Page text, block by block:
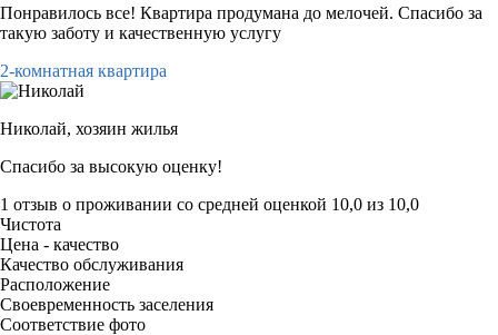
Понравилось все! Квартира продумана до мелочей. Спасибо за
такую заботу и качественную услугу
2-комнатная квартира
Николай, хозяин жилья
Спасибо за высокую оценку!
1 отзыв о проживании со средней оценкой 10,0 из 10,0
Чистота
Цена - качество
Качество обслуживания
Расположение
Своевременность заселения
Соответствие фото